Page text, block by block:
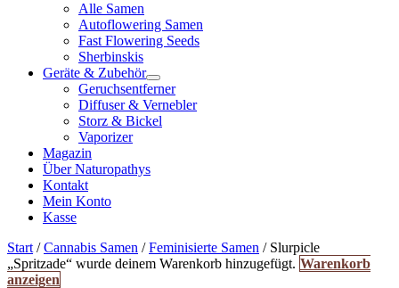
Alle Samen
Autoflowering Samen
Fast Flowering Seeds
Sherbinskis
Geräte & Zubehör
Geruchsentferner
Diffuser & Vernebler
Storz & Bickel
Vaporizer
Magazin
Über Naturopathys
Kontakt
Mein Konto
Kasse
Start /Cannabis Samen /Feminisierte Samen / Slurpicle
„Spritzade“ wurde deinem Warenkorb hinzugefügt. Warenkorb
anzeigen